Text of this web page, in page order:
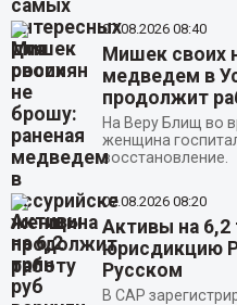
07.08.2026 08:40
Мишек своих
медведем в
продолжит
На Веру Блищ во
женщина
восстановление.
07.08.2026 08:20
Активы на 6,2
юрисдикцию
Русском
В САР